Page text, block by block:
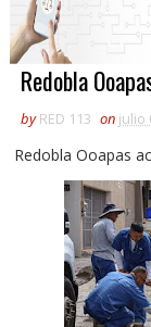
Redobla
by RED 113 on julio
Redobla Ooapas